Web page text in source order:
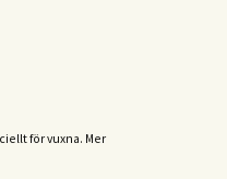
för vuxna. Mer